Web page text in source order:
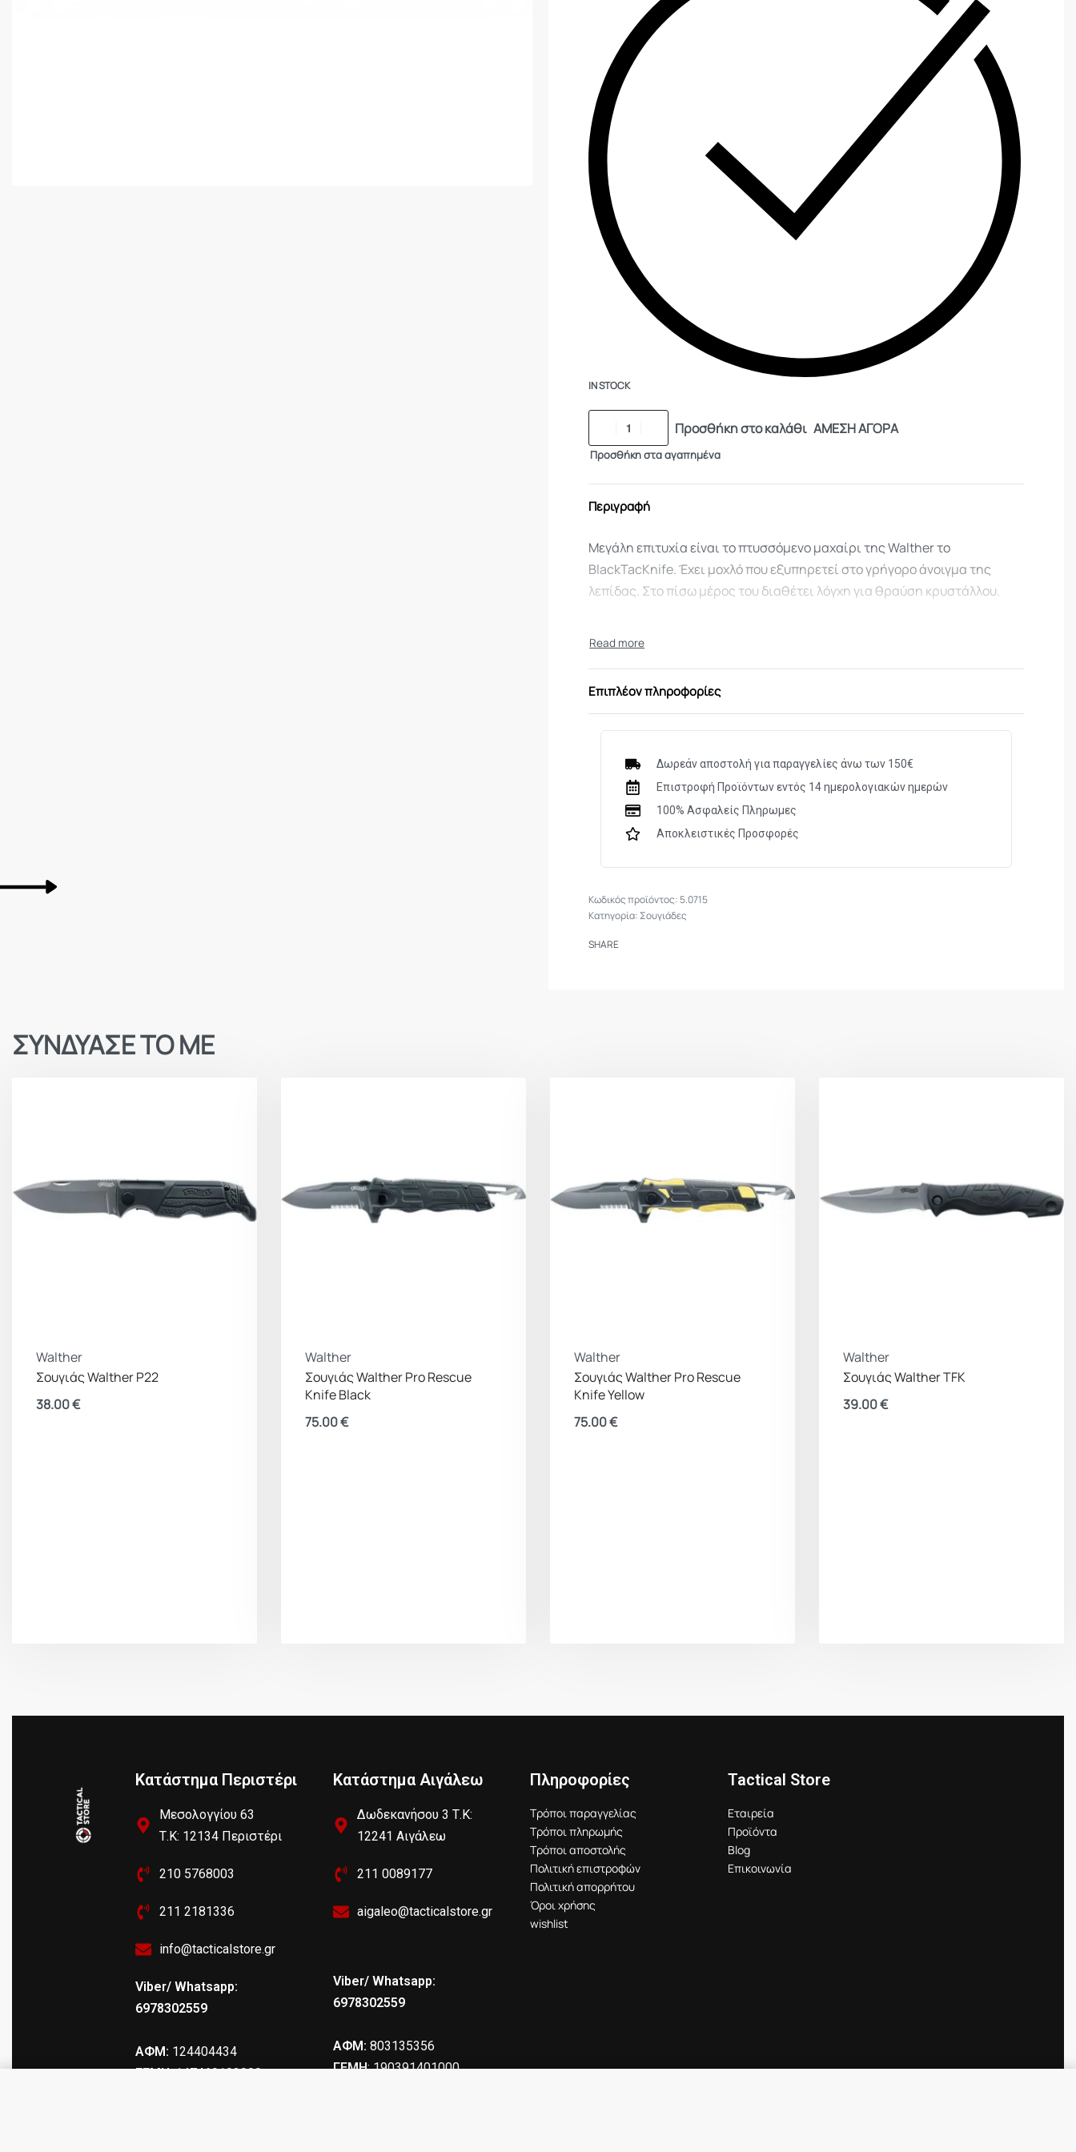
IN STOCK
Προσθήκη στο καλάθι ΑΜΕΣΗ ΑΓΟΡΑ
Προσθήκη στα αγαπημένα
Περιγραφή
Μεγάλη επιτυχία είναι το πτυσσόμενο μαχαίρι της Walther το
BlackTacKnife. Έχει μοχλό που εξυπηρετεί στο γρήγορο άνοιγμα της
λεπίδας. Στο πίσω μέρος του διαθέτει λόγχη για θραύση κρυστάλλου.
Επιπλέον πληροφορίες
Δωρεάν αποστολή για παραγγελίες άνω των 150€
Επιστροφή Προϊόντων εντός 14 ημερολογιακών ημερών
100% Ασφαλείς Πληρωμες
Αποκλειστικές Προσφορές
5.0715
Κατηγορία: Σουγιάδες
SHARE
ΣΥΝΔΥΑΣΕ ΤΟ ΜΕ
Walther
Σουγιάς Walther P22
38.00€
Walther
Σουγιάς Walther Pro Rescue
Knife Black
75.00€
Walther
Σουγιάς Walther Pro Rescue
Knife Yellow
75.00€
Walther
Σουγιάς Walther TFK
39.00€
Κατάστημα Περιστέρι
Μεσολογγίου 63
Τ.Κ: 12134 Περιστέρι
210 5768003
211 2181336
info@tacticalstore.gr
Viber/ Whatsapp:
6978302559
ΑΦΜ: 124404434
ΓΕΜΗ: 147469103000
Κατάστημα Αιγάλεω
Δωδεκανήσου 3 Τ.Κ:
12241 Αιγάλεω
211 0089177
aigaleo@tacticalstore.gr
Viber/ Whatsapp:
6978302559
ΑΦΜ: 803135356
ΓΕΜΗ: 190391401000
Πληροφορίες
Τρόποι παραγγελίας
Τρόποι πληρωμής
Τρόποι αποστολής
Πολιτική επιστροφών
Πολιτική απορρήτου
Όροι χρήσης
wishlist
Tactical Store
Εταιρεία
Προϊόντα
Blog
Επικοινωνία